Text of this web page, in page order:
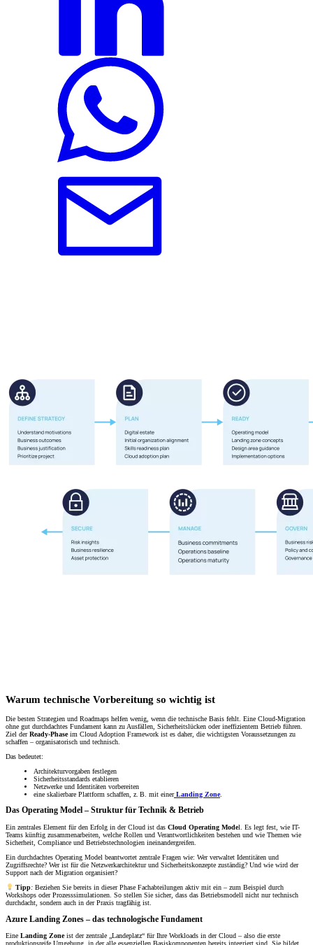
Warum technische Vorbereitung so wichtig ist
Die besten Strategien und Roadmaps helfen wenig, wenn die technische Basis fehlt. Eine Cloud-Migration
ohne gut durchdachtes Fundament kann zu Ausfällen, Sicherheitslücken oder ineffizientem Betrieb führen.
Ziel derReady-Phaseim Cloud Adoption Framework ist es daher, die wichtigsten Voraussetzungen zu
schaffen – organisatorisch und technisch.
Das bedeutet:
Architekturvorgaben festlegen
Sicherheitsstandards etablieren
Netzwerke und Identitäten vorbereiten
eine skalierbare Plattform schaffen, z. B. mit einerLanding Zone.
Das Operating Model – Struktur für Technik & Betrieb
Ein zentrales Element für den Erfolg in der Cloud ist das Cloud Operating Model. Es legt fest, wie IT-
Teams künftig zusammenarbeiten, welche Rollen und Verantwortlichkeiten bestehen und wie Themen wie
Sicherheit, Compliance und Betriebstechnologien ineinandergreifen.
Ein durchdachtes Operating Model beantwortet zentrale Fragen wie: Wer verwaltet Identitäten und
Zugriffsrechte? Wer ist für die Netzwerkarchitektur und Sicherheitskonzepte zuständig? Und wie wird der
Support nach der Migration organisiert?
Tipp: Beziehen Sie bereits in dieser Phase Fachabteilungen aktiv mit ein – zum Beispiel durch
Workshops oder Prozesssimulationen. So stellen Sie sicher, dass das Betriebsmodell nicht nur technisch
durchdacht, sondern auch in der Praxis tragfähig ist.
Azure Landing Zones – das technologische Fundament
Eine Landing Zoneist der zentrale „Landeplatz“ für Ihre Workloads in der Cloud – also die erste